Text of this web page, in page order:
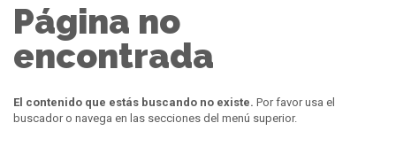
Página no
encontrada
El contenido que estás buscando no existe. Por favor usa el
buscador o navega en las secciones del menú superior.